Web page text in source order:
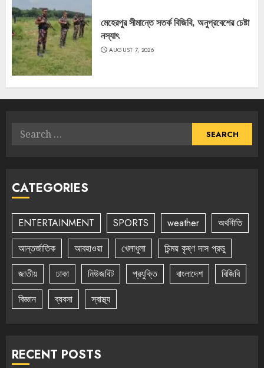
মেহেরপুর সীমান্তে সতর্ক বিজিবি, অনুপ্রবেশের চেষ্টা
নস্যাৎ
AUGUST 7, 2026
Search
CATEGORIES
ENTERTAINMENT SPORTS weather
অর্থনীতি
আন্তর্জাতিক
আবহাওয়া খেলাধুলা
চিন্ময় কৃষ্ণ দাস প্রভু
জাতীয়
ঢাকা নিউজবিট প্রযুক্তি বাংলাদেশ
বিজিবি
বিজ্ঞান
ব্যবসা স্বাস্থ্য
RECENT POSTS